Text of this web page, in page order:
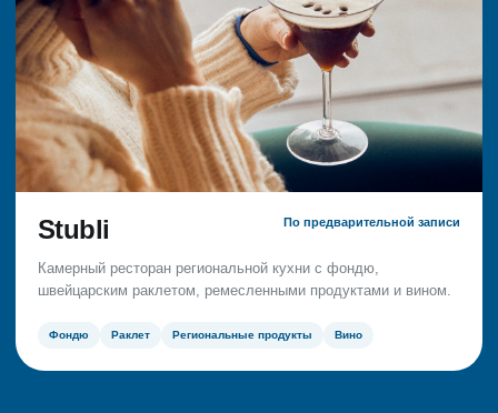
Stubli По предварительной записи
Камерный ресторан региональной кухни с фондю,
швейцарским раклетом, ремесленными продуктами и вином.
Фондю Раклет Региональные продукты Вино